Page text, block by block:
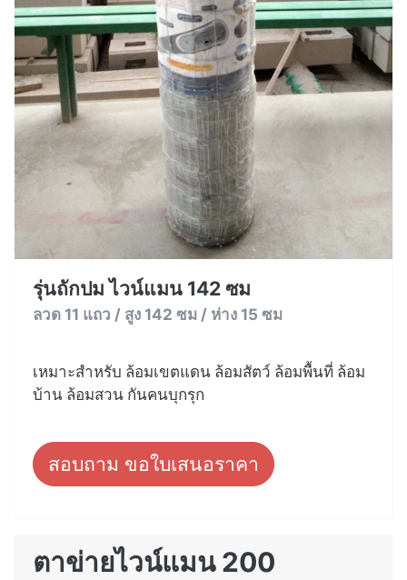
รุ่นถักปม ไวน์แมน 142 ซม
ลวด 11 แถว / สูง 142 ซม / ห่าง 15 ซม
เหมาะสำหรับ ล้อมเขตแดน ล้อมสัตว์ ล้อมพื้นที่ ล้อม
บ้าน ล้อมสวน กันคนบุกรุก
สอบถาม ขอใบเสนอราคา
ตาข่ายไวน์แมน 200